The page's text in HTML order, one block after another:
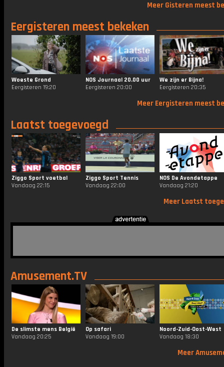
Meer Gisteren meest
Eergisteren meest bekeken
Woeste Grond
Eergisteren 19:20
NOS Journaal 20.00 uur
Eergisteren 20:00
We zijn er Bijna!
Eergisteren 20:35
Meer Eergisteren meest
Laatst toegevoegd
Ziggo Sport voetbal
Vandaag 22:15
Ziggo Sport Tennis
Vandaag 22:00
NOS De Avondetappe
Vandaag 21:20
Meer Laatst
Amusement.TV
De slimste mens België
Vandaag 20:25
Op safari
Vandaag 19:00
Noord-Zuid-Oost-West
Vandaag 18:30
Meer